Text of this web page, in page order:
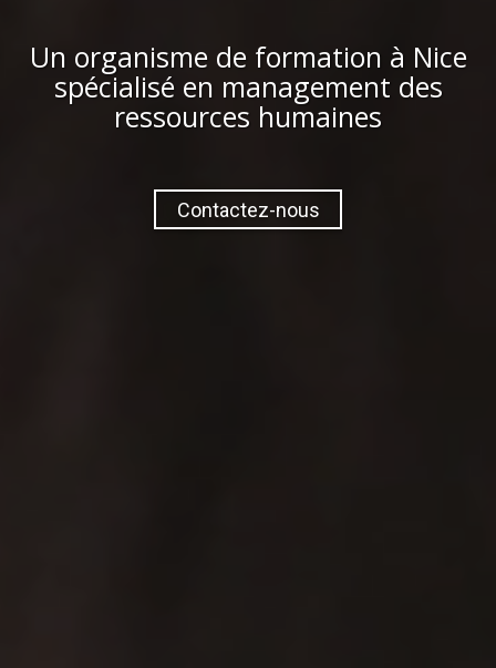
Un organisme de formation à Nice
spécialisé en management des
ressources humaines
Contactez-nous